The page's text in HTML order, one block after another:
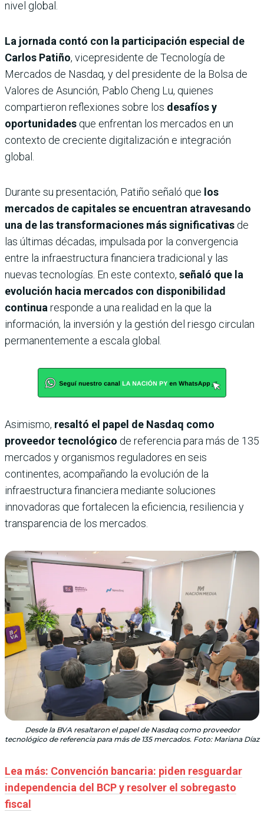
nivel global.
La jornada contó con la participación especial de
Carlos Patiño, vicepresidente de Tecnología de
Mercados de Nasdaq, y del presidente de la Bolsa de
Valores de Asunción, Pablo Cheng Lu, quienes
compartieron reflexiones sobre los desafíos y
oportunidades que enfrentan los mercados en un
contexto de creciente digitalización e integración
global.
Durante su presentación, Patiño señaló que los
mercados de capitales se encuentran atravesando
una de las transformaciones más significativas de
las últimas décadas, impulsada por la convergencia
entre la infraestructura financiera tradicional y las
nuevas tecnologías. En este contexto, señaló que la
evolución hacia mercados con disponibilidad
continua responde a una realidad en la que la
información, la inversión y la gestión del riesgo circulan
permanentemente a escala global.
Asimismo, resaltó el papel de Nasdaq como
proveedor tecnológico de referencia para más de 135
mercados y organismos reguladores en seis
continentes, acompañando la evolución de la
infraestructura financiera mediante soluciones
innovadoras que fortalecen la eficiencia, resiliencia y
transparencia de los mercados.
Desde la BVA resaltaron el papel de Nasdaq como proveedor
tecnológico de referencia para más de 135 mercados. Foto: Mariana Díaz
Lea más: Convención bancaria: piden resguardar
independencia del BCP y resolver el sobregasto
fiscal